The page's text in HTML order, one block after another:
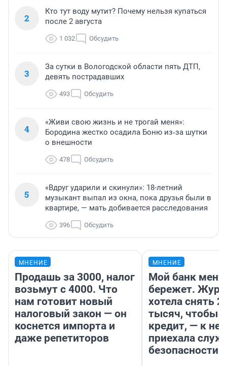
2
Кто тут воду мутит? Почему нельзя купаться
после 2 августа
1 032 Обсудить
3
За сутки в Вологодской области пять ДТП,
девять пострадавших
493 Обсудить
4
«Живи свою жизнь и не трогай меня»:
Бородина жестко осадила Боню из‑за шутки
о внешности
478 Обсудить
5
«Вдруг ударили и скинули»: 18-летний
музыкант выпал из окна, пока друзья были в
квартире, — мать добивается расследования
396 Обсудить
МНЕНИЕ
Продашь за 3000, налог
возьмут с 4000. Что
нам готовит новый
налоговый закон — он
коснется импорта и
даже репетиторов
МНЕНИЕ
Мой банк меня
бережет.
хотела снять
тысяч, чтобы
кредит, — к
приехала
безопасности